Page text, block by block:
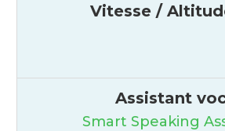
Vitesse /
Assistant
Smart Speaking